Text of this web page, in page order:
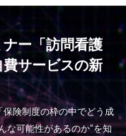
ナー「訪問看護
サービスの新
険制度の枠の中でどう成
な可能性があるのか”を知